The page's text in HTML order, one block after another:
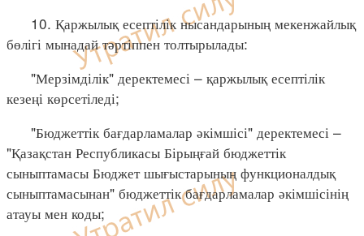
10. Қаржылық есептілік нысандарының мекенжайлық
бөлігі мынадай тәртіппен толтырылады:
"Мерзімділік" деректемесі – қаржылық есептілік
кезеңі көрсетіледі;
"Бюджеттік бағдарламалар әкімшісі" деректемесі –
"Қазақстан Республикасы Бірыңғай бюджеттік
сыныптамасы Бюджет шығыстарының функционалдық
сыныптамасынан" бюджеттік бағдарламалар әкімшісінің
атауы мен коды;